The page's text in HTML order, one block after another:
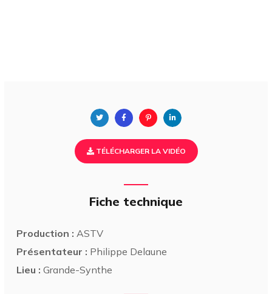
TÉLÉCHARGER LA VIDÉO
Fiche technique
Production : ASTV
Présentateur : Philippe Delaune
Lieu : Grande-Synthe